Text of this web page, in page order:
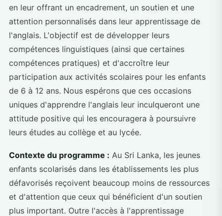
en leur offrant un encadrement, un soutien et une
attention personnalisés dans leur apprentissage de
l'anglais. L'objectif est de développer leurs
compétences linguistiques (ainsi que certaines
compétences pratiques) et d'accroître leur
participation aux activités scolaires pour les enfants
de 6 à 12 ans. Nous espérons que ces occasions
uniques d'apprendre l'anglais leur inculqueront une
attitude positive qui les encouragera à poursuivre
leurs études au collège et au lycée.
Contexte du programme : Au Sri Lanka, les jeunes
enfants scolarisés dans les établissements les plus
défavorisés reçoivent beaucoup moins de ressources
et d'attention que ceux qui bénéficient d'un soutien
plus important. Outre l'accès à l'apprentissage